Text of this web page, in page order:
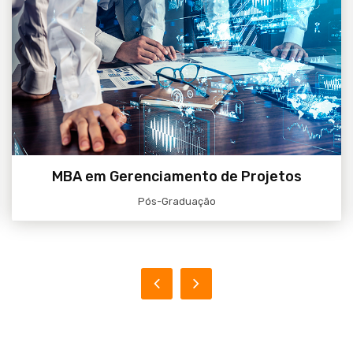
MBA em Gerenciamento de Projetos
Pós-Graduação
Acessar